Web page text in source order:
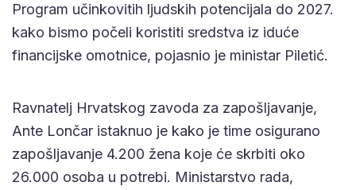
Program učinkovitih ljudskih potencijala do 2027.
kako bismo počeli koristiti sredstva iz iduće
financijske omotnice, pojasnio je ministar Piletić.
Ravnatelj Hrvatskog zavoda za zapošljavanje,
Ante Lončar istaknuo je kako je time osigurano
zapošljavanje 4.200 žena koje će skrbiti oko
26.000 osoba u potrebi. Ministarstvo rada,